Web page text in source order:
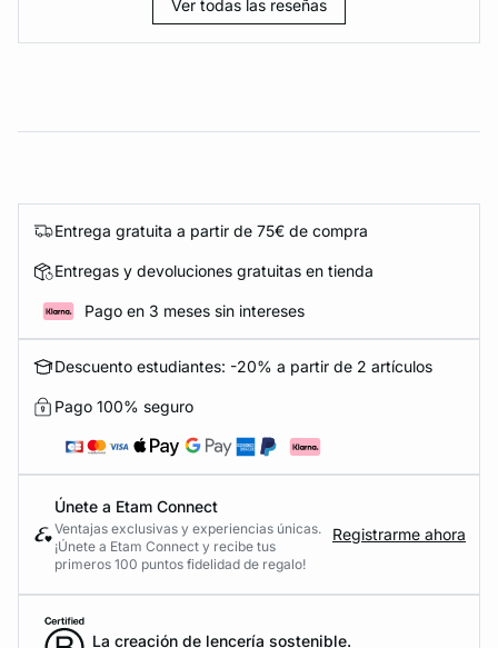
Ver todas las reseñas
Entrega gratuita a partir de 75€ de compra
Entregas y devoluciones gratuitas en tienda
Pago en 3 meses sin intereses
Descuento estudiantes: -20% a partir de 2 artículos
Pago 100% seguro
Únete a Etam Connect
Ventajas exclusivas y experiencias únicas.
¡Únete a Etam Connect y recibe tus
primeros 100 puntos fidelidad de regalo!
Registrarme ahora
La creación de lencería sostenible.